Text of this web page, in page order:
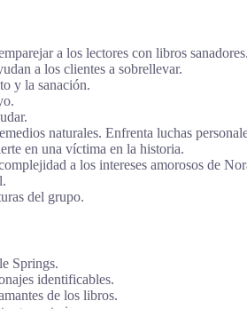
a los lectores con libros sanadores.
a los clientes a sobrellevar.
y la sanación.
naturales. Enfrenta luchas
en una víctima en la historia.
a los intereses amorosos de
del grupo.
Springs.
identificables.
de los libros.